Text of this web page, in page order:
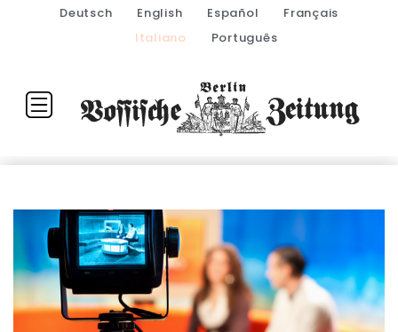
Deutsch English Español
Français
Italiano
Português